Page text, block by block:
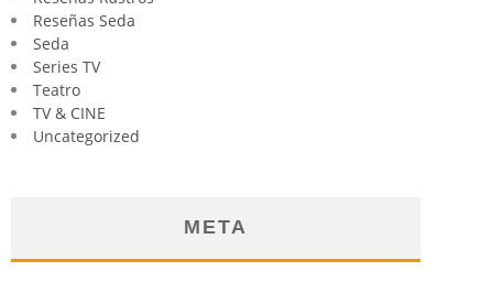
Reseñas Seda
Seda
Series TV
Teatro
TV & CINE
Uncategorized
META